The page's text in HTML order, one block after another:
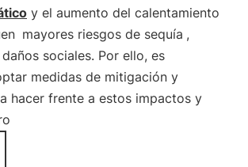
y el aumento del calentamiento
mayores riesgos de sequía ,
sociales. Por ello, es
medidas de mitigación y
hacer frente a estos impactos y